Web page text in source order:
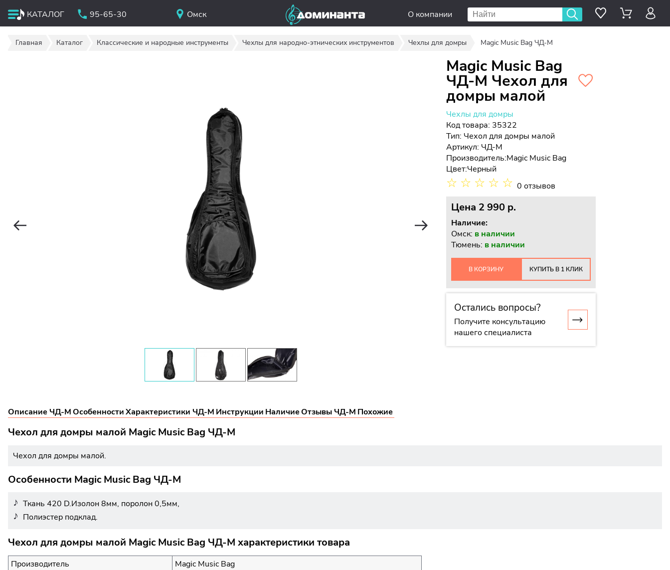
КАТАЛОГ 95-65-30 Омск О компании
Главная Каталог Классические и народные инструменты Чехлы для народно-этнических инструментов Чехлы для домры Magic Music Bag ЧД-М
Magic Music Bag
ЧД-М Чехол для
домры малой
Чехлы для домры
Код товара: 35322
Тип: Чехол для домры малой
Артикул: ЧД-М
Производитель:Magic Music Bag
Цвет:Черный
☆ ☆ ☆ ☆ ☆ 0 отзывов
Цена 2 990 p.
Наличие:
Омск: в наличии
Тюмень: в наличии
В КОРЗИНУ КУПИТЬ В 1 КЛИК
Остались вопросы?
Получите консультацию
нашего специалиста
Описание ЧД-МОсобенностиХарактеристики ЧД-М Инструкции НаличиеОтзывы ЧД-М Похожие
Чехол для домры малой Magic Music Bag ЧД-М
Чехол для домры малой.
Особенности Magic Music Bag ЧД-М
Ткань 420 D.Изолон 8мм, поролон 0,5мм,
Полиэстер подклад.
Чехол для домры малой Magic Music Bag ЧД-М характеристики товара
Производитель
Magic Music Bag